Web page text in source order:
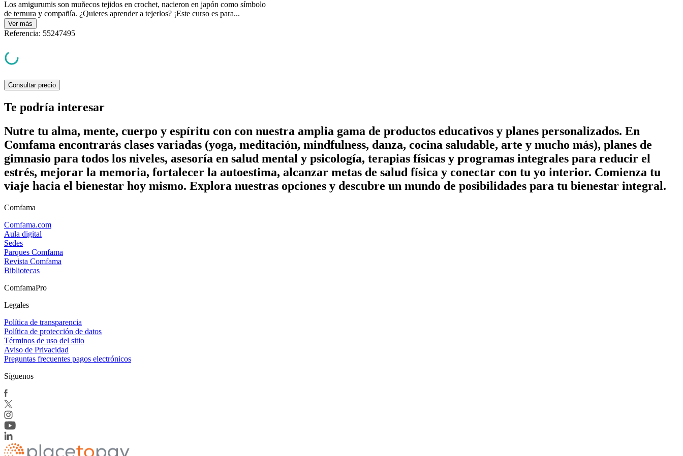
Los amigurumis son muñecos tejidos en crochet, nacieron en japón como símbolo
de ternura y compañía. ¿Quieres aprender a tejerlos? ¡Este curso es para...
Ver más
Referencia: 55247495
Consultar precio
Te podría interesar
Nutre tu alma, mente, cuerpo y espíritu con con nuestra amplia gama de productos educativos y planes personalizados. En
Comfama encontrarás clases variadas (yoga, meditación, mindfulness, danza, cocina saludable, arte y mucho más), planes de
gimnasio para todos los niveles, asesoría en salud mental y psicología, terapias físicas y programas integrales para reducir el
estrés, mejorar la memoria, fortalecer la autoestima, alcanzar metas de salud física y conectar con tu yo interior. Comienza tu
viaje hacia el bienestar hoy mismo. Explora nuestras opciones y descubre un mundo de posibilidades para tu bienestar integral.
Comfama
Comfama.com
Aula digital
Sedes
Parques Comfama
Revista Comfama
Bibliotecas
ComfamaPro
Legales
Política de transparencia
Política de protección de datos
Términos de uso del sitio
Aviso de Privacidad
Preguntas frecuentes pagos electrónicos
Síguenos